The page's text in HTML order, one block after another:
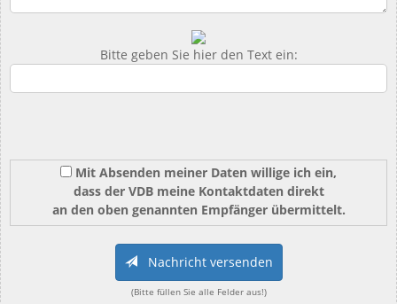
Bitte geben Sie hier den Text ein:
Mit Absenden meiner Daten willige ich ein,
dass der VDB meine Kontaktdaten direkt
an den oben genannten Empfänger übermittelt.
Nachricht versenden
(Bitte füllen Sie alle Felder aus!)